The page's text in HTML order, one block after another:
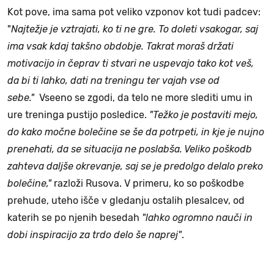
Kot pove, ima sama pot veliko vzponov kot tudi padcev:
"Najtežje je vztrajati, ko ti ne gre. To doleti vsakogar, saj
ima vsak kdaj takšno obdobje. Takrat moraš držati
motivacijo in čeprav ti stvari ne uspevajo tako kot veš,
da bi ti lahko, dati na treningu ter vajah vse od
sebe." Vseeno se zgodi, da telo ne more slediti umu in
ure treninga pustijo posledice. "Težko je postaviti mejo,
do kako močne bolečine se še da potrpeti, in kje je nujno
prenehati, da se situacija ne poslabša. Veliko poškodb
zahteva daljše okrevanje, saj se je predolgo delalo preko
bolečine,"razloži Rusova. V primeru, ko so poškodbe
prehude, uteho išče v gledanju ostalih plesalcev, od
katerih se po njenih besedah "lahko ogromno nauči in
dobi inspiracijo za trdo delo še naprej".